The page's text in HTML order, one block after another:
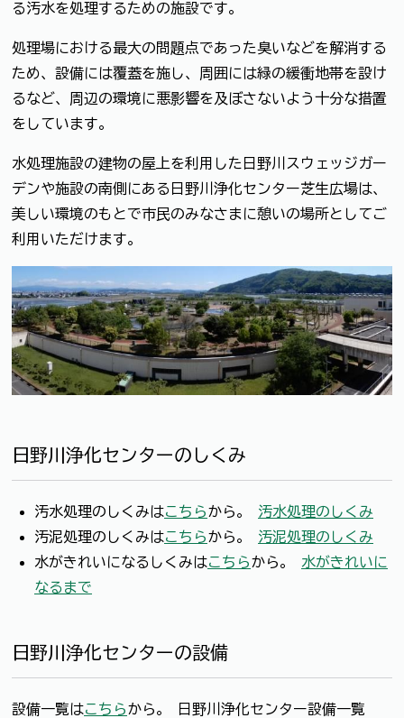
る汚水を処理するための施設です。
処理場における最大の問題点であった臭いなどを解消する
ため、設備には覆蓋を施し、周囲には緑の緩衝地帯を設け
るなど、周辺の環境に悪影響を及ぼさないよう十分な措置
をしています。
水処理施設の建物の屋上を利用した日野川スウェッジガー
デンや施設の南側にある日野川浄化センター芝生広場は、
美しい環境のもとで市民のみなさまに憩いの場所としてご
利用いただけます。
日野川浄化センターのしくみ
汚水処理のしくみはこちらから。 汚水処理のしくみ
汚泥処理のしくみはこちらから。 汚泥処理のしくみ
水がきれいになるしくみはこちらから。 水がきれいに
なるまで
日野川浄化センターの設備
設備一覧はこちらから。 日野川浄化センター設備一覧